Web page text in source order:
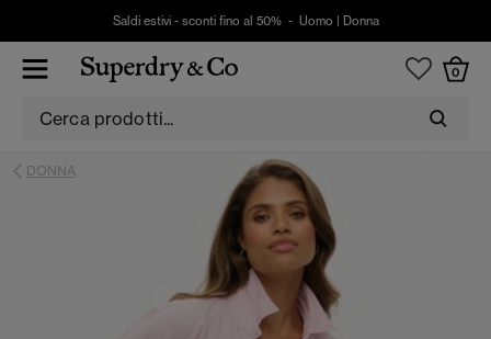
Saldi estivi - sconti fino al 50% - Uomo Donna
0
DONNA